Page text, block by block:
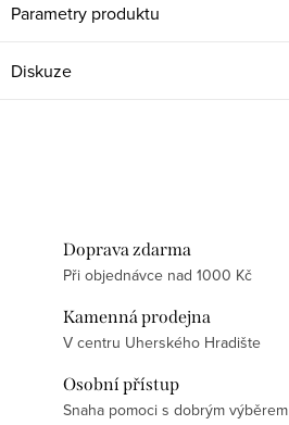
Parametry produktu
Diskuze
Doprava zdarma
Při objednávce nad 1000 Kč
Kamenná prodejna
V centru Uherského Hradište
Osobní přístup
Snaha pomoci s dobrým výběrem